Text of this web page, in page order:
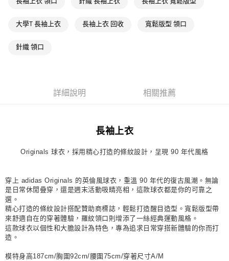
每筆NT$80，滿NT$1,500(含以上)免運費
付款後7-11取貨
每筆NT$80，滿NT$1,500(含以上)免運費
大學T 長袖上衣 長袖上衣 回收 寬鬆版型 領口
針織 領口
詳細說明 相關推薦
長袖上衣
Originals 球衣，採用精心打造的條紋設計，呈現 90 年代風格
穿上 adidas Originals 的英倫風球衣，重溫 90 年代的復古風潮。無論
是日常休閒疊穿，還是週末活動吸睛亮相，這款球衣都是你的可靠之
選。
精心打造的條紋設計搭配贊助商標誌，輕鬆打造醒目造型。寬鬆版型帶
來舒適自在的穿著體驗，羅紋領口則增添了一絲經典運動風格。
這款球衣以個性和大膽設計為特色，專為追求日常穿搭新體驗的你而打
造。
模特身高187cm/胸圍92cm/腰圍75cm/穿著尺寸A/M